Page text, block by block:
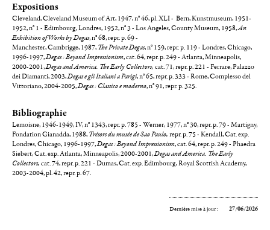
Expositions
Cleveland, Cleveland Museum of Art, 1947, n° 46, pl. XLI - Bern, Kunstmuseum, 1951-
1952, n° 1 - Edimbourg, Londres, 1952, n° 3 - Los Angeles, County Museum, 1958,An
Exhibition of Works by Degas, n° 68, repr. p. 69 -
Manchester, Cambrigge, 1987, The Private Degas, n° 159, repr. p. 119 - Londres, Chicago,
1996-1997,Degas : Beyond Impressionism, cat. 64, repr. p. 249 - Atlanta, Minneapolis,
2000-2001,Degas and America. The Early Collectors, cat. 71, repr. p. 221 - Ferrare, Palazzo
dei Diamanti, 2003,Degas e gli Italiani a Parigi, n° 65, repr. p. 333 - Rome, Complesso del
Vittoriano, 2004-2005,Degas : Classico e moderno, n° 91, repr. p. 325.
Bibliographie
Lemoisne, 1946-1949, IV, n° 1343, repr. p. 785 - Werner, 1977, n° 30, repr. p. 79 - Martigny,
Fondation Gianadda, 1988, Trésors du musée de Sao Paulo, repr. p. 75 - Kendall, Cat. exp.
Londres, Chicago, 1996-1997,Degas : Beyond Impressionism, cat. 64, repr. p. 249 - Phaedra
Siebert, Cat. exp. Atlanta, Minneapolis, 2000-2001,Degas and America. The Early
Collectors, cat. 74, repr. p. 221 - Dumas, Cat. exp. Edimbourg, Royal Scottish Academy,
2003-2004, pl. 42, repr. p. 67.
Dernière mise à jour : 27/06/2026